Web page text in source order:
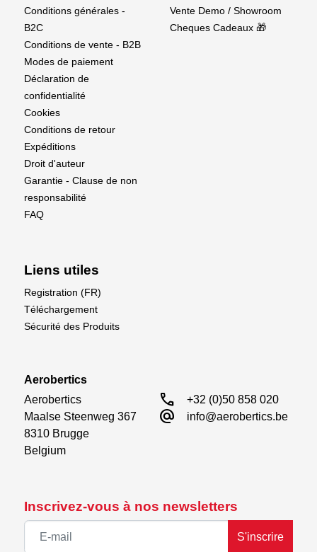
Inscrivez-vous à nos newsletters
S'inscrire
Conditions générales -
B2C
Conditions de vente - B2B
Modes de paiement
Déclaration de
confidentialité
Cookies
Conditions de retour
Expéditions
Droit d'auteur
Garantie - Clause de non
responsabilité
FAQ
Vente Demo / Showroom
Cheques Cadeaux 🎁
Liens utiles
Registration (FR)
Téléchargement
Sécurité des Produits
Aerobertics
Aerobertics
Maalse Steenweg 367
8310 Brugge
Belgium
call +32 (0)50 858 020
alternate_email info@aerobertics.be